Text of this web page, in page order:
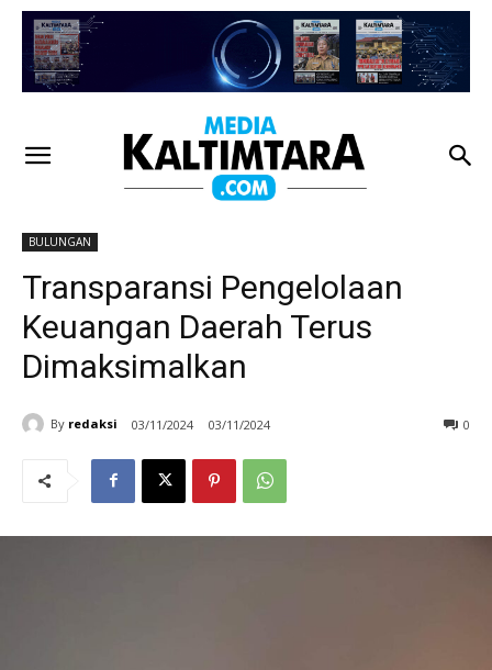
BULUNGAN
Transparansi Pengelolaan
Keuangan Daerah Terus
Dimaksimalkan
By redaksi 03/11/2024 03/11/2024 0